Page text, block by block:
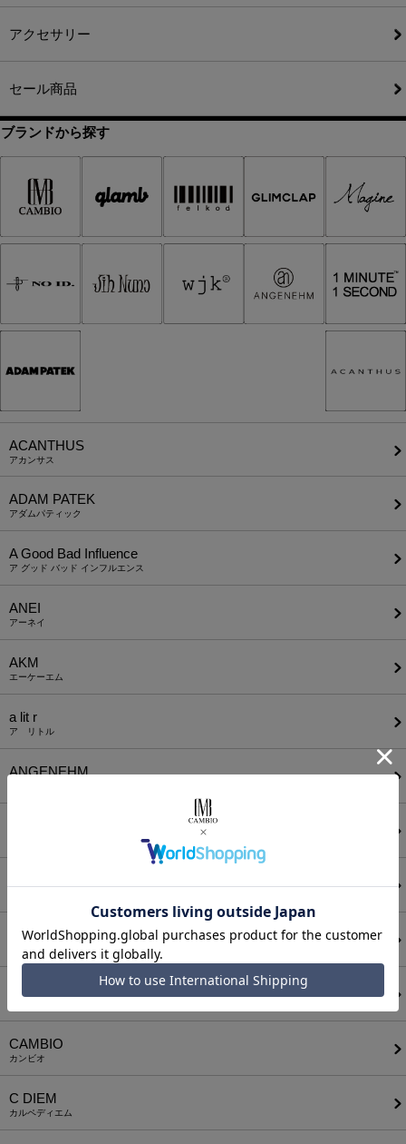
アクセサリー
セール商品
ブランドから探す
ACANTHUS
アカンサス
ADAM PATEK
アダムパティック
A Good Bad Influence
ア グッド バッド インフルエンス
ANEI
アーネイ
AKM
エーケーエム
a lit r
ア リトル
ANGENEHM
BODYSONG.
ボディソング
CALL&RESPONSE
CAMBIO
カンビオ
C DIEM
カルペディエム